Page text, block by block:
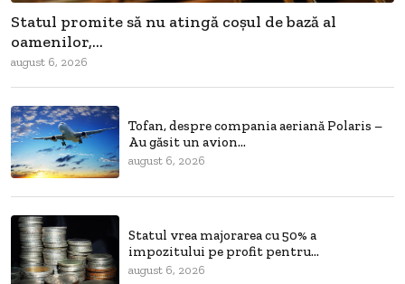
Statul promite să nu atingă coșul de bază al
oamenilor,...
august 6, 2026
Tofan, despre compania aeriană Polaris –
Au găsit un avion...
august 6, 2026
Statul vrea majorarea cu 50% a
impozitului pe profit pentru...
august 6, 2026